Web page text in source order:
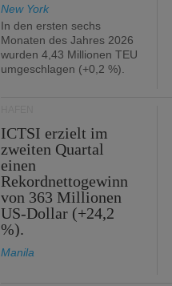
New York
In den ersten sechs
Monaten des Jahres 2026
wurden 4,43 Millionen TEU
umgeschlagen (+0,2 %).
ICTSI erzielt im
zweiten Quartal
einen
Rekordnettogewinn
von 363 Millionen
US-Dollar (+24,2
%).
Manila